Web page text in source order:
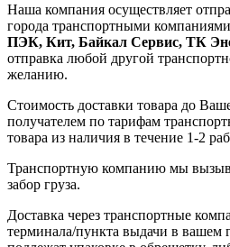
Наша компания осуществляет
города транспортными
ПЭК, Кит, Байкал Сервис, ТК
отправка любой другой
желанию.
Стоимость доставки товара до
получателем по тарифам
товара из наличия в течение 1-2
Транспортную компанию мы
забор груза.
Доставка через транспортные
терминала/пункта выдачи в вашем